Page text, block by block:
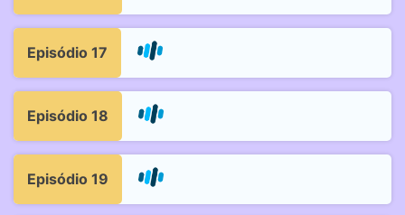
Episódio 17
Episódio 18
Episódio 19